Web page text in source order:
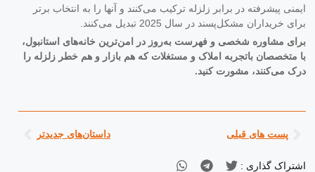
ایمنی پیشرفته در برابر زلزله ترکیب می‌کنند و آنها را به انتخاب برتر
برای خریداران مشکل‌پسند در سال 2025 تبدیل می‌کنند.
برای مشاوره شخصی و فهرست به‌روز در امن‌ترین خانه‌های استانبول،
با متخصصان باتجربه املاک و مستغلات که هم بازار و هم خطر زلزله را
درک می‌کنند، مشورت کنید.
پست های قبلی داستان‌های جدیدتر
اشتراک گذاری :